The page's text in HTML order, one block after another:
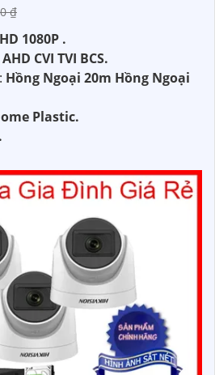
₫
1080P .
AHD CVI TVI BCS.
Hồng Ngoại 20m Hồng Ngoại
Plastic.